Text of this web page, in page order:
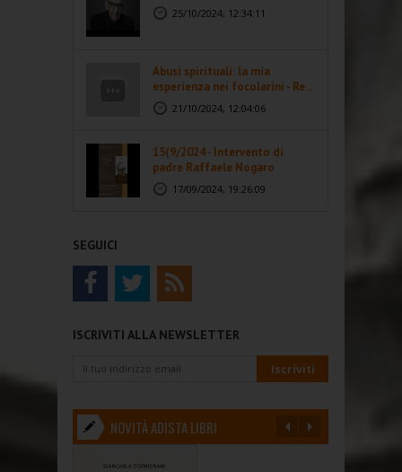
25/10/2024, 12:34:11
Abusi spirituali: la mia
esperienza nei focolarini - Re...
21/10/2024, 12:04:06
15(9/2024 - Intervento di
padre Raffaele Nogaro
17/09/2024, 19:26:09
SEGUICI
ISCRIVITI ALLA NEWSLETTER
NOVITÀ ADISTA LIBRI